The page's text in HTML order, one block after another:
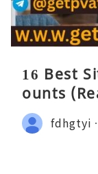
16 Best
ounts
fdhgtyi